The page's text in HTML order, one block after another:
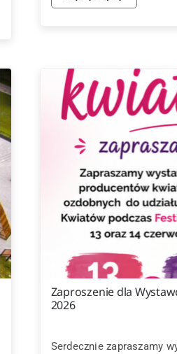
Zaproszenie dla
2026
Serdecznie zapraszamy